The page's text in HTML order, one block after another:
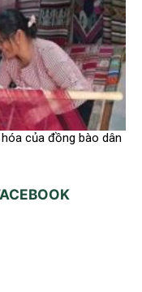
của đồng bào dân